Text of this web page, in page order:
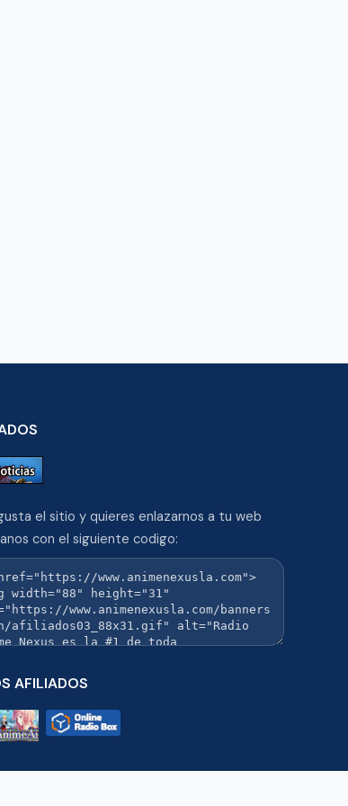
el sitio y quieres enlazarnos a tu web
con el siguiente codigo:
AFILIADOS